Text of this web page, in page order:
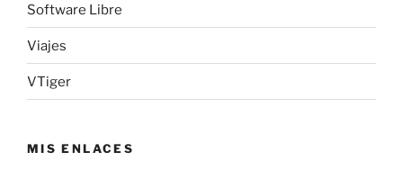
Software Libre
Viajes
VTiger
MIS ENLACES